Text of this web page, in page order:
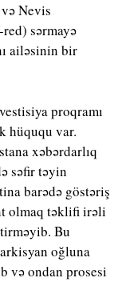
Nevis
sərmayə
ailəsinin bir
proqramı
hüququ var.
xəbərdarlıq
səfir təyin
barədə göstəriş
olmaq təklifi irəli
Bu
oğluna
və ondan prosesi